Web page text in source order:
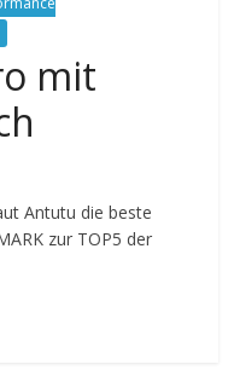
mit
Antutu die beste
zur TOP5 der